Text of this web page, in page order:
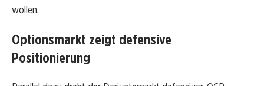
wollen.
Optionsmarkt zeigt defensive
Positionierung